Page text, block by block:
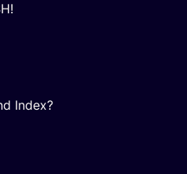
Index?